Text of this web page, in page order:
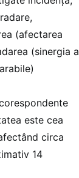
(afectarea
(sinergia a
este cea
circa
14